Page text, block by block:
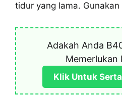
tidur yang lama.
Adakah Anda
Memerlukan
Klik Untuk